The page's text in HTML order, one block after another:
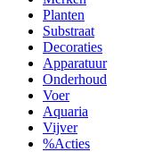
Planten
Substraat
Decoraties
Apparatuur
Onderhoud
Voer
Aquaria
Vijver
%Acties